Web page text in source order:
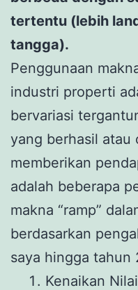
tertentu (lebih
tangga).
Penggunaan
industri properti
bervariasi
yang berhasil atau
memberikan
adalah beberapa
makna “ramp”
berdasarkan
saya hingga tahun
Kenaikan